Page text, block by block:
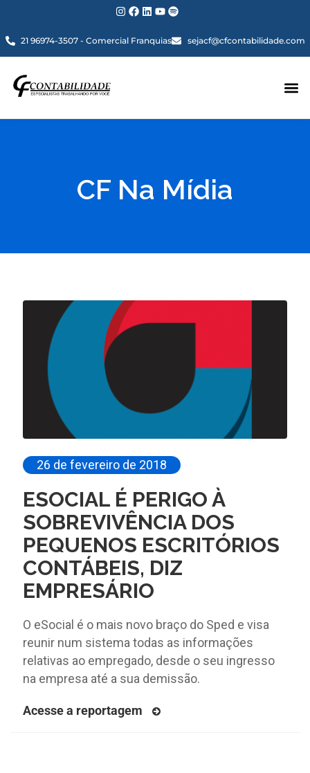
21 96974-3507 - Comercial Franquias sejacf@cfcontabilidade.com
CF Na Mídia
26 de fevereiro de 2018
ESOCIAL É PERIGO À
SOBREVIVÊNCIA DOS
PEQUENOS ESCRITÓRIOS
CONTÁBEIS, DIZ
EMPRESÁRIO
O eSocial é o mais novo braço do Sped e visa
reunir num sistema todas as informações
relativas ao empregado, desde o seu ingresso
na empresa até a sua demissão.
Acesse a reportagem